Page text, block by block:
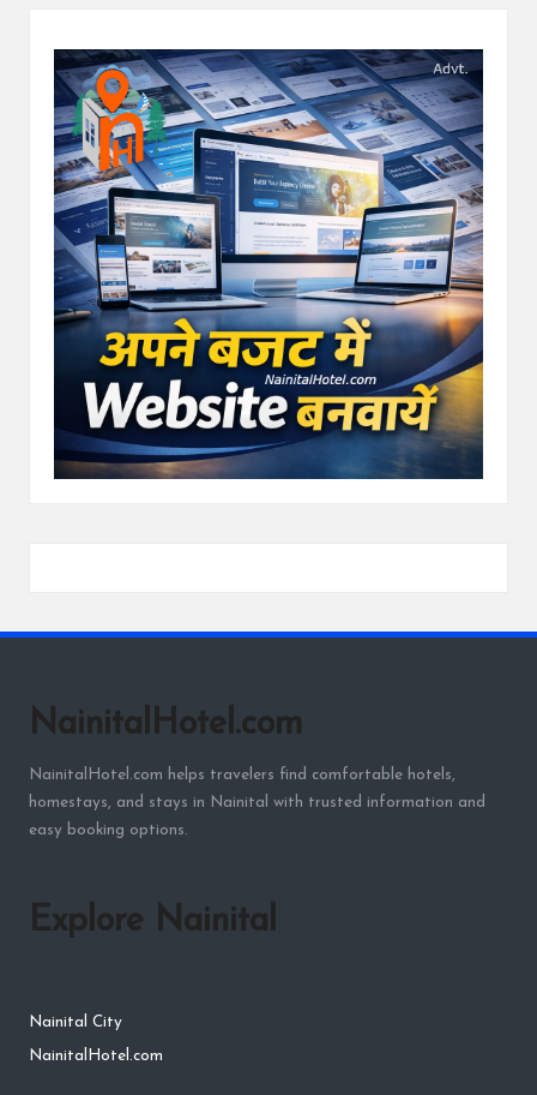
NainitalHotel.com
NainitalHotel.com helps travelers find comfortable hotels,
homestays, and stays in Nainital with trusted information and
easy booking options.
Explore Nainital
Nainital City
NainitalHotel.com